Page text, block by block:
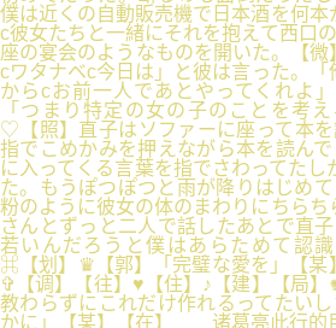
僕は近くの自動販売機で日本酒を何本
c彼女たちと一緒にそれを抱えて西口
座の宴会のようなものを開いた。【
cワタナベc今日は」と彼は言った。「
からcお前一人であとやってくれよ
「つまり特定の女の子のことを考
♡【照】直子はソファーに座って本
指でこめかみを押えながら本を読ん
に入ってくる言葉を指でさわってたし
た。もうぽつぽつと雨が降りはじめ
粉のように彼女の体のまわりにちらち
さんとずっと二人で話したあとで直
若いんだろうと僕はあらためて認
⌘【划】♛【郭】「完璧な愛を」【某
✞【调】【往】♥【住】♪【建】【局
教わらずにこれだけ作れるってたい
かに」【某】【在】 诸葛亮此行的